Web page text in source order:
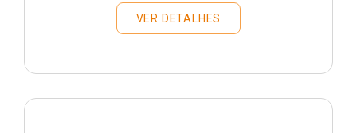
VER DETALHES